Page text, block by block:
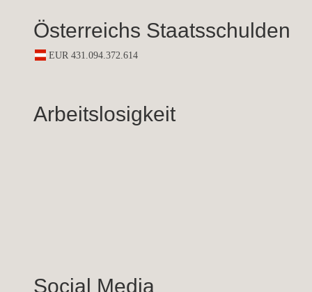
Österreichs Staatsschulden
Arbeitslosigkeit
Social Media